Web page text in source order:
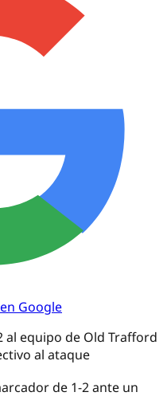
Google
al equipo de Old Trafford
al ataque
de 1-2 ante un